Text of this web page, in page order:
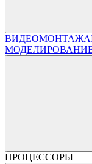
ВИДЕОМОНТАЖ
ПРОЦЕССОРЫ